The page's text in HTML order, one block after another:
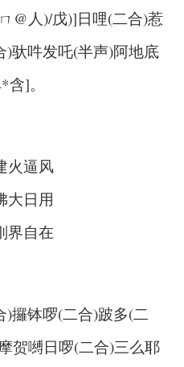
@人)/戊)]日哩(二合)惹
)驮吽发吒(半声)阿地底
]。
逼风
日用
自在
)攞钵啰(二合)跛多(二
贺嚩日啰(二合)三么耶